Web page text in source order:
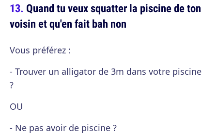
Quand tu veux squatter la piscine de ton
voisin et qu'en fait bah non
Vous préférez :
- Trouver un alligator de 3m dans votre piscine
?
OU
- Ne pas avoir de piscine ?